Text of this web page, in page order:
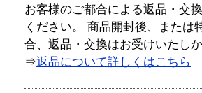
お客様のご都合による返品・交
ください。 商品開封後、または
合、返品・交換はお受けいたし
⇒返品について詳しくはこちら